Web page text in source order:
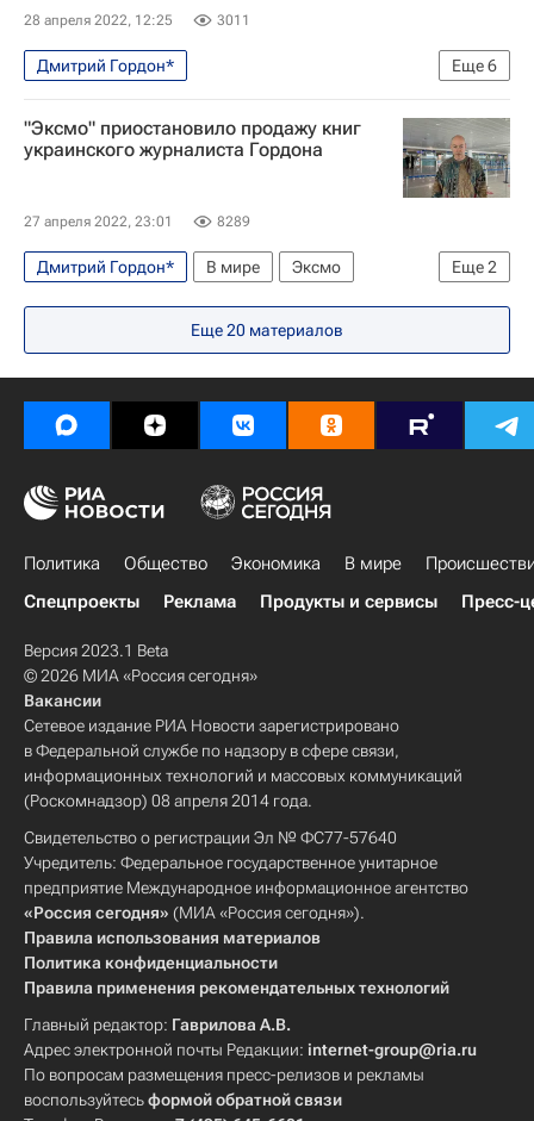
Майя Санду
Общество
28 апреля 2022, 12:25 3011
Еще6
Дмитрий Гордон*
Следственный комитет России (СК РФ)
Происшествия
Россия
Ситуация в ДНР и ЛНР
"Эксмо" приостановило продажу книг
украинского журналиста Гордона
27 апреля 2022, 23:01 8289
Еще2
Дмитрий Гордон* В мире
Эксмо
Россия
Следственный комитет России (СК РФ)
Еще20 материалов
Политика Общество Экономика В мире
Спецпроекты
Реклама Продукты и сервисы Пресс-
Версия 2023.1 Beta
© 2026 МИА «Россия сегодня»
Вакансии
Сетевое издание РИА Новости зарегистрировано
в Федеральной службе по надзору в сфере связи,
информационных технологий и массовых коммуникаций
(Роскомнадзор) 08 апреля 2014 года.
Свидетельство о регистрации Эл № ФС77-57640
Учредитель: Федеральное государственное унитарное
предприятие Международное информационное агентство
«Россия сегодня» (МИА «Россия сегодня»).
Правила использования материалов
Политика конфиденциальности
Правила применения рекомендательных технологий
Главный редактор: Гаврилова А.В.
Адрес электронной почты Редакции: internet-group@ria.ru
По вопросам размещения пресс-релизов и рекламы
воспользуйтесьформой обратной связи